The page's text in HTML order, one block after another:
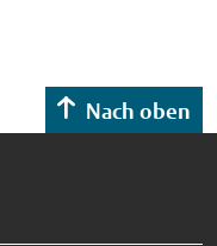
Nach oben